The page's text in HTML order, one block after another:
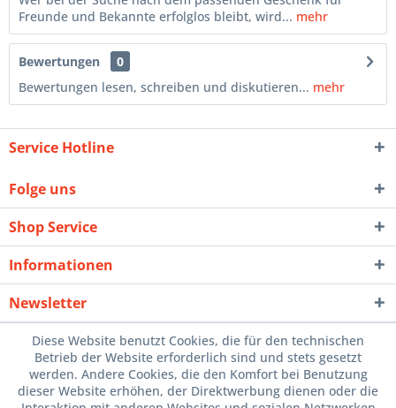
Freunde und Bekannte erfolglos bleibt, wird... mehr
Bewertungen
0
Bewertungen lesen, schreiben und diskutieren... mehr
Service Hotline
Folge uns
Shop Service
Informationen
Newsletter
Diese Website benutzt Cookies, die für den technischen
Betrieb der Website erforderlich sind und stets gesetzt
werden. Andere Cookies, die den Komfort bei Benutzung
dieser Website erhöhen, der Direktwerbung dienen oder die